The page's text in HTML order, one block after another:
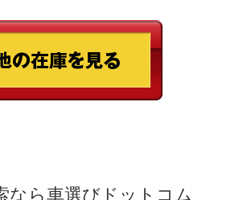
なら車選びドットコム